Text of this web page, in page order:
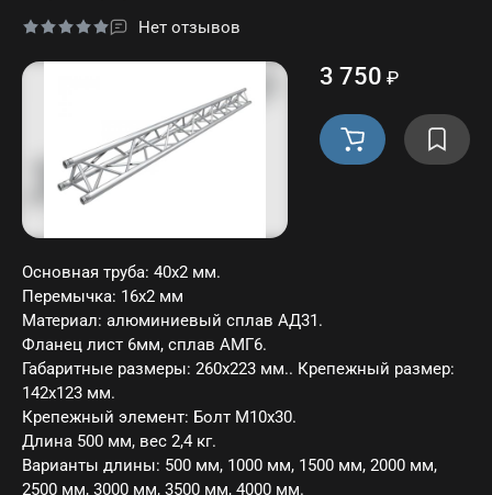
Нет отзывов
3 750 ₽
Основная труба: 40х2 мм.
Перемычка: 16х2 мм
Материал: алюминиевый сплав АД31.
Фланец лист 6мм, сплав АМГ6.
Габаритные размеры: 260х223 мм.. Крепежный размер:
142х123 мм.
Крепежный элемент: Болт M10х30.
Длина 500 мм, вес 2,4 кг.
Варианты длины: 500 мм, 1000 мм, 1500 мм, 2000 мм,
2500 мм, 3000 мм, 3500 мм, 4000 мм.